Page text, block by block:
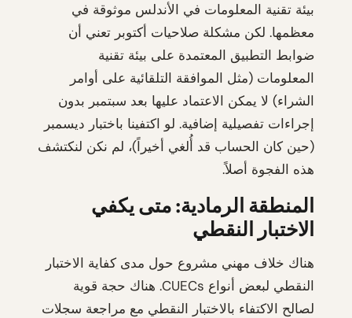
بيئة تقنية المعلومات في الأندلس موثوقة في
معظمها. لكن مشكلة صلاحيات أكتوبر تعني أن
ضوابط التطبيق المعتمدة على بيئة تقنية
المعلومات (مثل الموافقة التلقائية على أوامر
الشراء) لا يمكن الاعتماد عليها بعد سبتمبر بدون
إجراءات تفصيلية إضافية. لو اكتفينا باختبار ديسمبر
(حين كان الحساب قد أُلغي أخيراً)، لم نكن لنكتشف
هذه الفجوة أصلاً.
المنطقة الرمادية: متى يكفي
الاختبار النقطي
هناك خلاف مهني مشروع حول مدى كفاية الاختبار
النقطي لبعض أنواع CUECs. هناك حجة قوية
لصالح الاكتفاء بالاختبار النقطي مع مراجعة سجلات